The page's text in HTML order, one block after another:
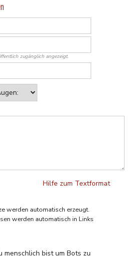
zugänglich angezeigt.
Hilfe zum Textformat
werden automatisch erzeugt.
werden automatisch in Links
bist um Bots zu